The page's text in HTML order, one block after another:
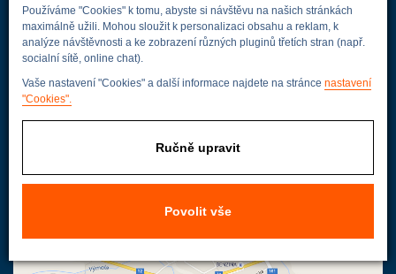
Používáme "Cookies" k tomu, abyste si návštěvu na našich stránkách
maximálně užili. Mohou sloužit k personalizaci obsahu a reklam, k
analýze návštěvnosti a ke zobrazení různých pluginů třetích stran (např.
socialní sítě, online chat).
Vaše nastavení "Cookies" a další informace najdete na stránce nastavení
"Cookies".
Ručně upravit
Povolit vše
Adresa firmy
Wolkerova 433